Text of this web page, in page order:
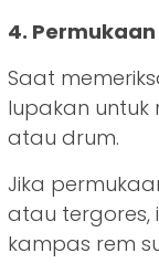
4.
Saat
lupakan untuk
atau drum.
Jika
atau tergores,
kampas rem